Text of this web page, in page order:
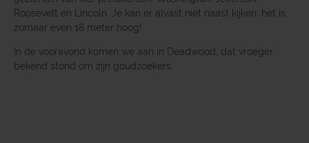
Roosevelt en Lincoln. Je kan er alvast niet naast kijken: het is
zomaar even 18 meter hoog!
In de vooravond komen we aan in Deadwood, dat vroeger
bekend stond om zijn goudzoekers.